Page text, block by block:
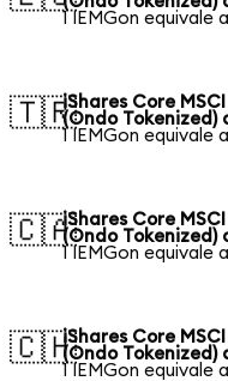
1 IEMGon equivale
🇹🇷iShares Core
(Ondo Tokenized)
1 IEMGon equivale
🇨🇦iShares Core
(Ondo Tokenized)
1 IEMGon equivale a
🇨🇭iShares Core
(Ondo Tokenized)
1 IEMGon equivale